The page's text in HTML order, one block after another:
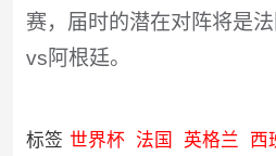
赛，届时的潜在对阵将是
vs阿根廷。
标签 世界杯 法国 英格兰 西